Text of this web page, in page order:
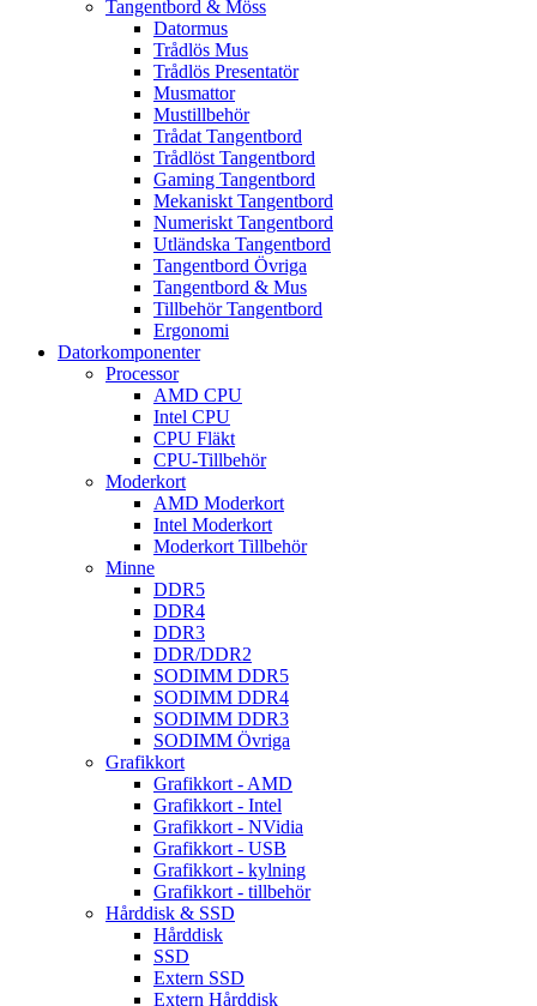
Tangentbord & Möss
Datormus
Trådlös Mus
Trådlös Presentatör
Musmattor
Mustillbehör
Trådat Tangentbord
Trådlöst Tangentbord
Gaming Tangentbord
Mekaniskt Tangentbord
Numeriskt Tangentbord
Utländska Tangentbord
Tangentbord Övriga
Tangentbord & Mus
Tillbehör Tangentbord
Ergonomi
Datorkomponenter
Processor
AMD CPU
Intel CPU
CPU Fläkt
CPU-Tillbehör
Moderkort
AMD Moderkort
Intel Moderkort
Moderkort Tillbehör
Minne
DDR5
DDR4
DDR3
DDR/DDR2
SODIMM DDR5
SODIMM DDR4
SODIMM DDR3
SODIMM Övriga
Grafikkort
Grafikkort - AMD
Grafikkort - Intel
Grafikkort - NVidia
Grafikkort - USB
Grafikkort - kylning
Grafikkort - tillbehör
Hårddisk & SSD
Hårddisk
SSD
Extern SSD
Extern Hårddisk